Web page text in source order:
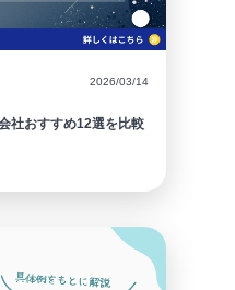
2026/03/14
社おすすめ12選を比較